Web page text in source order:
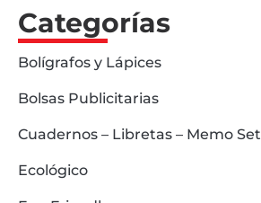
Categorías
Bolígrafos y Lápices
Bolsas Publicitarias
Cuadernos – Libretas – Memo Set
Ecológico